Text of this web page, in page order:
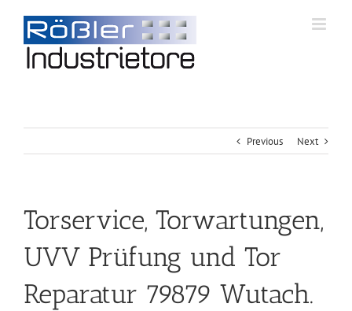
Previous Next
Torservice, Torwartungen,
UVV Prüfung und Tor
Reparatur 79879 Wutach.